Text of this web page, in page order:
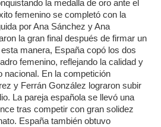
la medalla de oro ante el
femenino se completó con la
por Ana Sánchez y Ana
la gran final después de firmar un
manera, España copó los dos
femenino, reflejando la calidad y
nacional. En la competición
y Ferrán González lograron subir
La pareja española se llevó una
tras competir con gran solidez
España también obtuvo